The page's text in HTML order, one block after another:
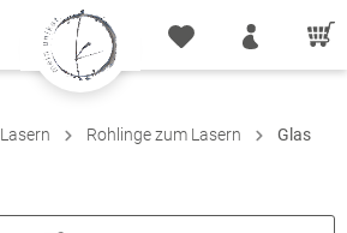
Lasern Rohlinge zum Lasern Glas